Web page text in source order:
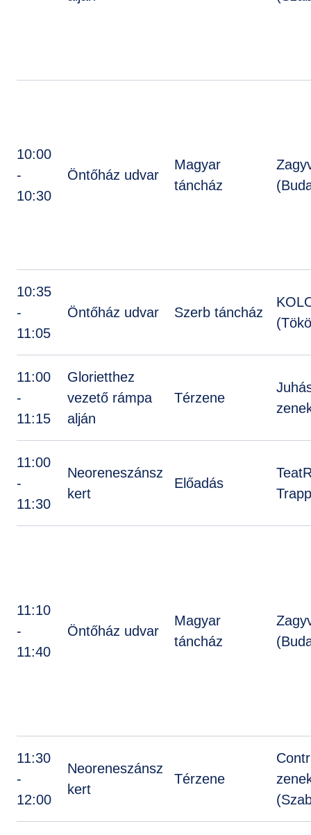
10:00
-
10:30
Öntőház udvar
Magyar
táncház
10:35
-
11:05
Öntőház udvar Szerb táncház
11:00
-
11:15
Glorietthez
vezető rámpa
alján
Térzene
11:00
-
11:30
Neoreneszánsz
kert
Előadás
11:10
-
11:40
Öntőház udvar
Magyar
táncház
11:30
-
12:00
Neoreneszánsz
kert
Térzene